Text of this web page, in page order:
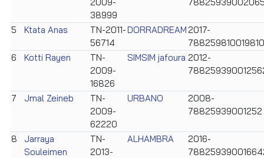
38999
5 Ktata Anas
TN-2011-
56714
DORRADREAM 2017-
788259810019810
6
Kotti Rayen
TN-
2009-
16826
SIMSIM jafoura 2012-
7 Jmal Zeineb
TN-
2009-
62220
URBANO
2008-
78825939001252
8
Jarraya
Souleimen
TN-
2013-
ALHAMBRA
2016-